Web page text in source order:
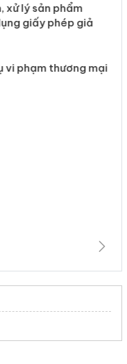
xử lý sản phẩm
giấy phép giả
vi phạm thương